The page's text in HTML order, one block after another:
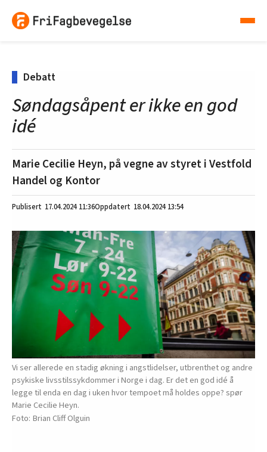
Debatt
Søndagsåpent er ikke en god
idé
Marie Cecilie Heyn, på vegne av styret i Vestfold
Handel og Kontor
17.04.2024 11:36 18.04.2024 13:54
Vi ser allerede en stadig økning i angstlidelser, utbrenthet og andre
psykiske livsstilssykdommer i Norge i dag. Er det en god idé å
legge til enda en dag i uken hvor tempoet må holdes oppe? spør
Marie Cecilie Heyn.
Brian Cliff Olguin